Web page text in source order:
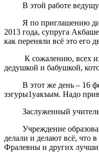
В этой работе ведущую
Я по приглашению
2013 года, супруга
как переняли всё это его
К сожалению, всех их:
дедушкой и бабушкой,
В этот же день – 16
зэгуры1уакъым. Надо
Заслуженный учитель
Учреждение
делали и делают всё, что
Фралевны и других